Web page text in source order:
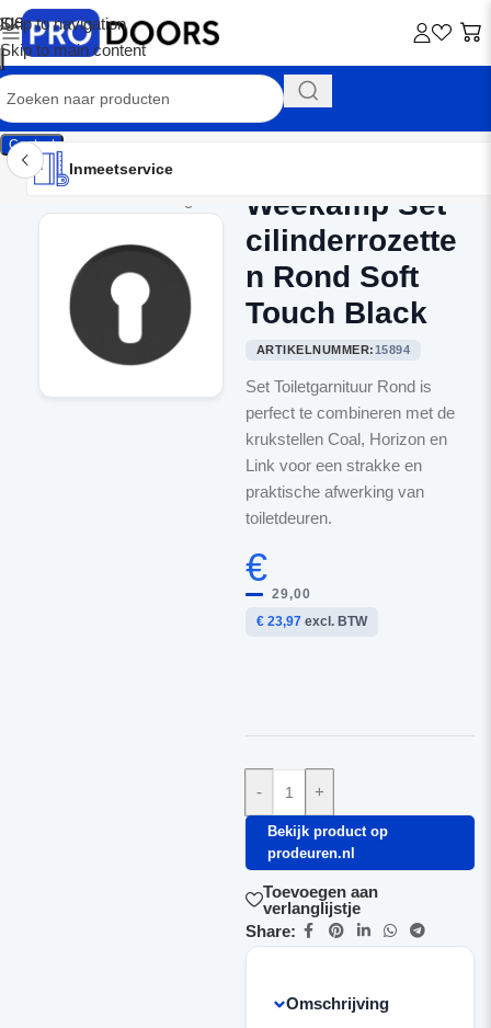
Skip to navigation
Skip to main content
Contact
Inmeetservice
Montageservice
Advies op maat
Showroom
Inmeetservice
Weekamp Set
cilinderrozette
n Rond Soft
Touch Black
ARTIKELNUMMER:15894
Set Toiletgarnituur Rond is
perfect te combineren met de
krukstellen Coal, Horizon en
Link voor een strakke en
praktische afwerking van
toiletdeuren.
€
29,00
€ 23,97excl. BTW
- +
Bekijk product op
prodeuren.nl
Toevoegen aan
verlanglijstje
Share:
Omschrijving